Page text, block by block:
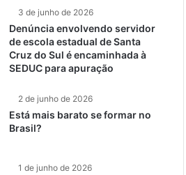
3 de junho de 2026
Denúncia envolvendo servidor
de escola estadual de Santa
Cruz do Sul é encaminhada à
SEDUC para apuração
2 de junho de 2026
Está mais barato se formar no
Brasil?
1 de junho de 2026